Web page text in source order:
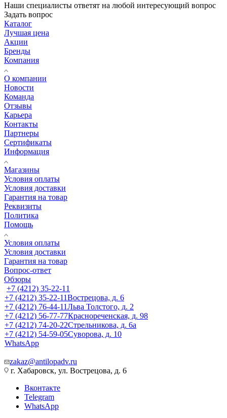
Наши специалисты ответят на любой интересующий вопрос
Задать вопрос
Каталог
Лучшая цена
Акции
Бренды
Компания
О компании
Новости
Команда
Отзывы
Карьера
Контакты
Партнеры
Сертификаты
Информация
Магазины
Условия оплаты
Условия доставки
Гарантия на товар
Реквизиты
Политика
Помощь
Условия оплаты
Условия доставки
Гарантия на товар
Вопрос-ответ
Обзоры
+7 (4212) 35-22-11
+7 (4212) 35-22-11Вострецова, д. 6
+7 (4212) 76-44-11Льва Толстого, д. 2
+7 (4212) 56-77-77Краснореченская, д. 98
+7 (4212) 74-20-22Стрельникова, д. 6а
+7 (4212) 54-59-05Суворова, д. 10
WhatsApp
zakaz@antilopadv.ru
г. Хабаровск, ул. Вострецова, д. 6
Вконтакте
Telegram
WhatsApp